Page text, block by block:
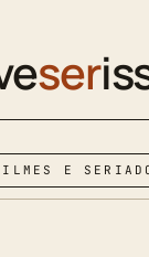
ser
E